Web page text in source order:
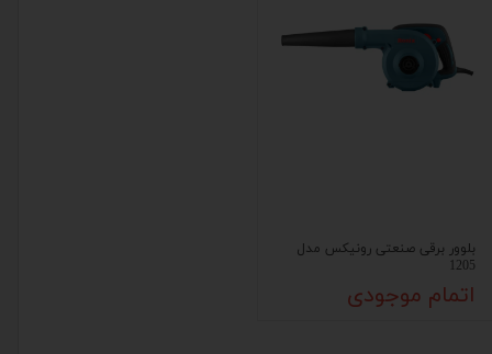
بلوور برقی صنعتی رونیکس مدل
1205
اتمام موجودی